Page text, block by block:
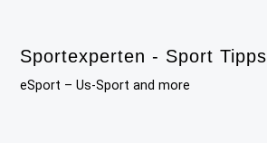
content
Sportexperten - Sport Tipps
eSport – Us-Sport and more